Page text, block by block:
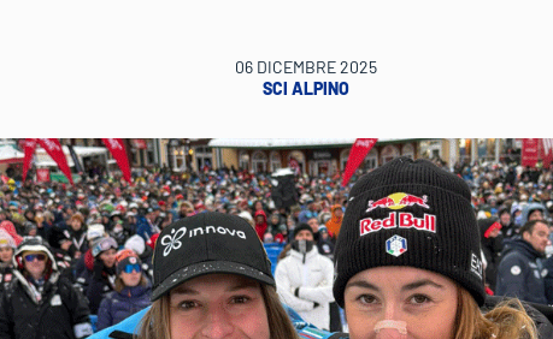
06 DICEMBRE 2025
SCI ALPINO